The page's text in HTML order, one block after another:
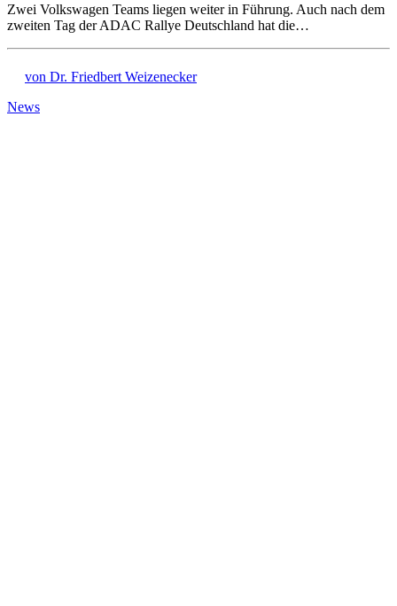
Zwei Volkswagen Teams liegen weiter in Führung. Auch nach dem
zweiten Tag der ADAC Rallye Deutschland hat die…
von Dr. Friedbert Weizenecker
News